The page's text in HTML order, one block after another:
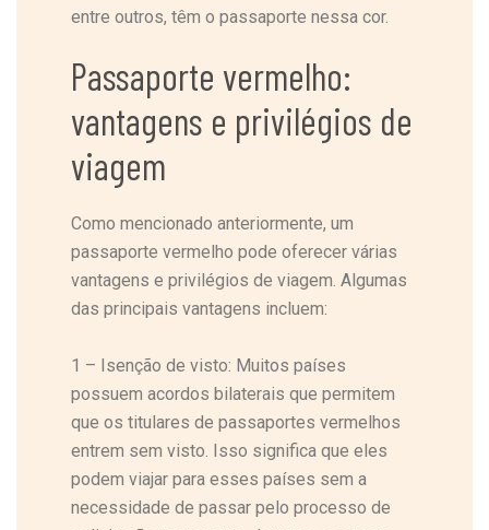
entre outros, têm o passaporte nessa cor.
Passaporte vermelho:
vantagens e privilégios de
viagem
Como mencionado anteriormente, um
passaporte vermelho pode oferecer várias
vantagens e privilégios de viagem. Algumas
das principais vantagens incluem:
1 – Isenção de visto: Muitos países
possuem acordos bilaterais que permitem
que os titulares de passaportes vermelhos
entrem sem visto. Isso significa que eles
podem viajar para esses países sem a
necessidade de passar pelo processo de